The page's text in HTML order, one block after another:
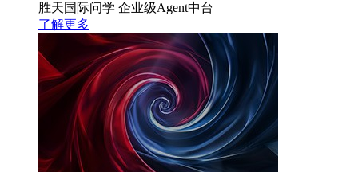
胜天国际问学 企业级Agent中台
了解更多